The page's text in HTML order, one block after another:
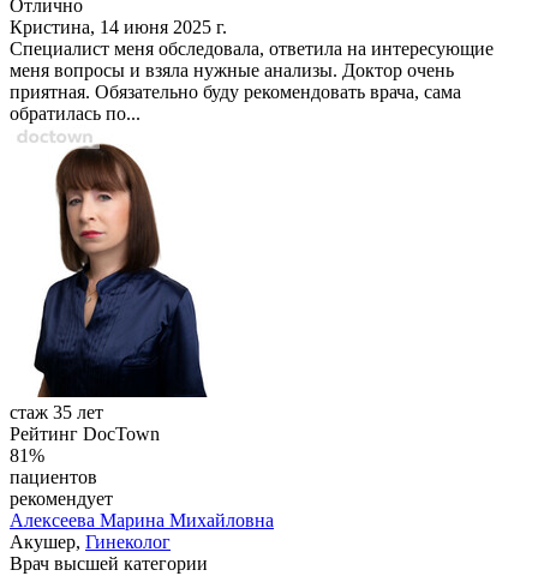
Отлично
Кристина, 14 июня 2025 г.
Специалист меня обследовала, ответила на интересующие
меня вопросы и взяла нужные анализы. Доктор очень
приятная. Обязательно буду рекомендовать врача, сама
обратилась по...
стаж 35 лет
Рейтинг DocTown
81%
пациентов
рекомендует
Алексеева Марина Михайловна
Акушер, Гинеколог
Врач высшей категории